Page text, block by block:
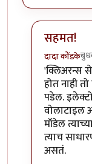
सहमत!
दादा कोंडके
In reply to
'क्लिअरन्स
होत नाही
पडेल.
वोलाटाइल
मॉडेल
त्याच
असतं.